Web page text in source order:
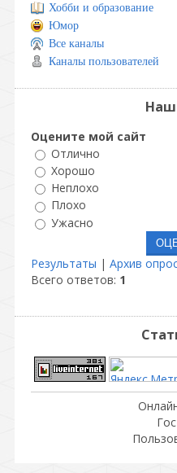
Хобби и образование
Юмор
Все каналы
Каналы пользователей
Наш
Оцените мой сайт
Отлично
Хорошо
Неплохо
Плохо
Ужасно
Результаты | Архив
Всего ответов: 1